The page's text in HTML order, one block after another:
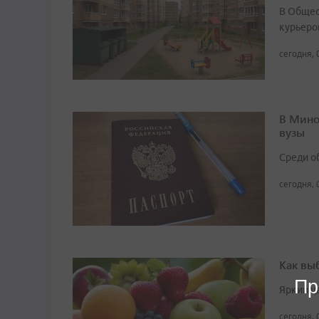
В
сегодня,
В
вузы
Среди
сегодня,
Как
Яркий
сегодня,